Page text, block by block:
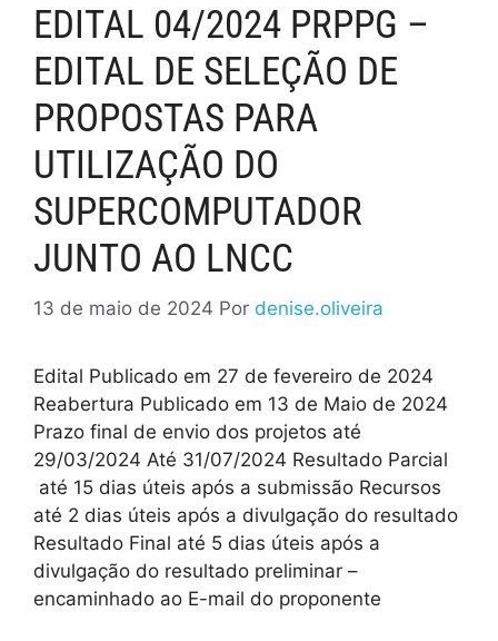
EDITAL 04/2024 PRPPG –
EDITAL DE SELEÇÃO DE
PROPOSTAS PARA
UTILIZAÇÃO DO
SUPERCOMPUTADOR
JUNTO AO LNCC
13 de maio de 2024 Por denise.oliveira
Edital Publicado em 27 de fevereiro de 2024
Reabertura Publicado em 13 de Maio de 2024
Prazo final de envio dos projetos até
29/03/2024 Até 31/07/2024 Resultado Parcial
até 15 dias úteis após a submissão Recursos
até 2 dias úteis após a divulgação do resultado
Resultado Final até 5 dias úteis após a
divulgação do resultado preliminar –
encaminhado ao E-mail do proponente